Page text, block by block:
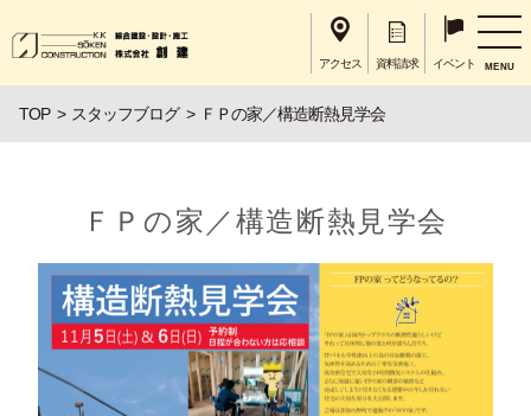
アクセス 資料請求 イベント MENU
TOP スタッフブログ ＦＰの家／構造断熱見学会
ＦＰの家／構造断熱見学会